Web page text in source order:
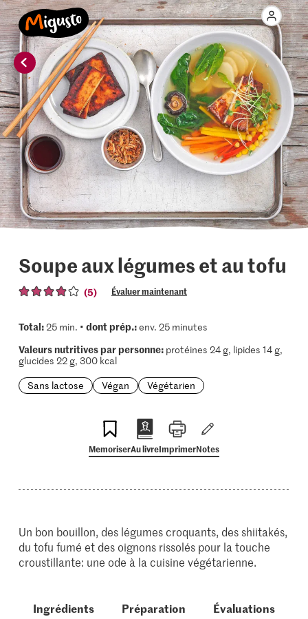
Soupe aux légumes et au tofu
(5) Évaluer maintenant
Total:25 min. • dont prép.:env. 25 minutes
Valeurs nutritives par personne:protéines 24 g, lipides 14 g,
glucides 22 g, 300 kcal
Sans lactose
Végan Végétarien
MemoriserAu livreImprimerNotes
Un bon bouillon, des légumes croquants, des shiitakés,
du tofu fumé et des oignons rissolés pour la touche
croustillante: une ode à la cuisine végétarienne.
Ingrédients Préparation Évaluations